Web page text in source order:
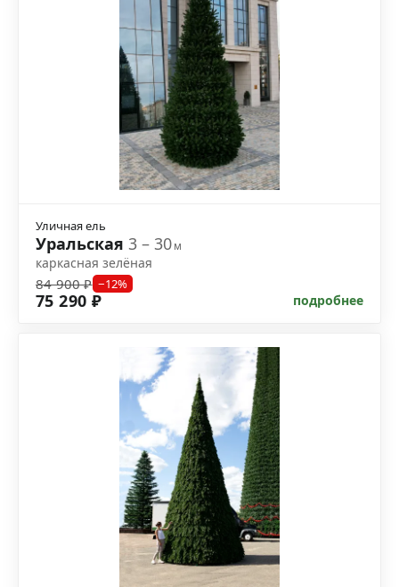
Уличная ель
Уральская 3 – 30м
каркасная зелёная
84 900 ₽ −12%
75 290 ₽ подробнее